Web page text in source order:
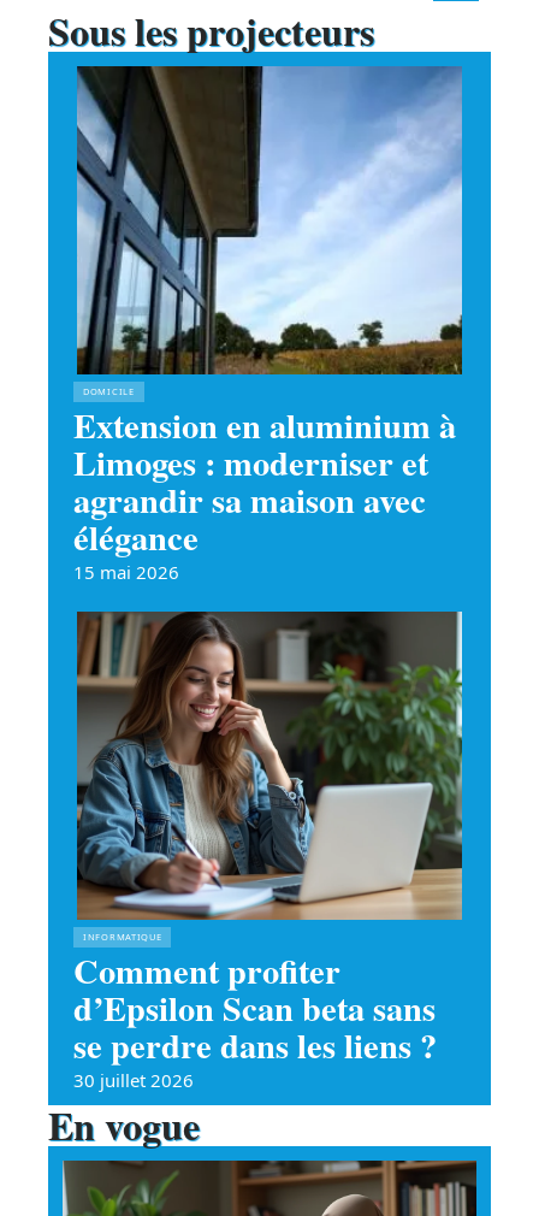
Sous les projecteurs
DOMICILE
Extension en aluminium à
Limoges : moderniser et
agrandir sa maison avec
élégance
15 mai 2026
INFORMATIQUE
Comment profiter
d’Epsilon Scan beta sans
se perdre dans les liens ?
30 juillet 2026
En vogue